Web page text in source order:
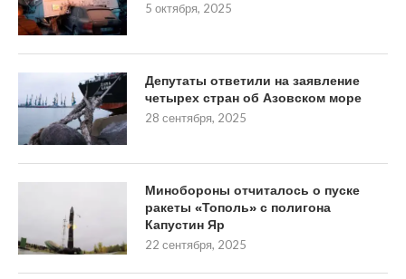
5 октября, 2025
Депутаты ответили на заявление
четырех стран об Азовском море
28 сентября, 2025
Минобороны отчиталось о пуске
ракеты «Тополь» с полигона
Капустин Яр
22 сентября, 2025